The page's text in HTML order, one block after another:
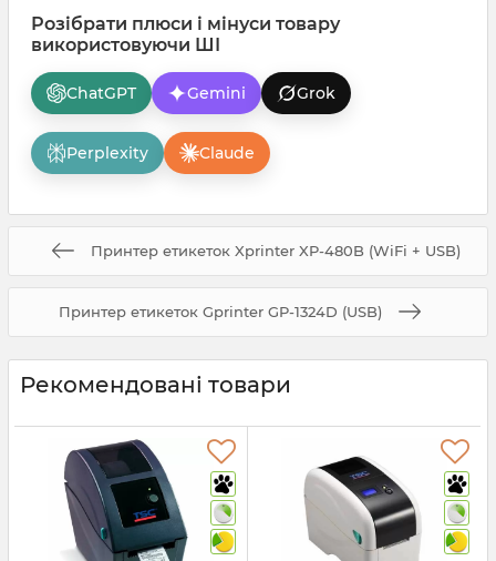
Розібрати плюси і мінуси товару
використовуючи ШІ
ChatGPT Gemini Grok
Perplexity Claude
Принтер етикеток Xprinter XP-480B (WiFi + USB)
Принтер етикеток Gprinter GP-1324D (USB)
Рекомендовані товари